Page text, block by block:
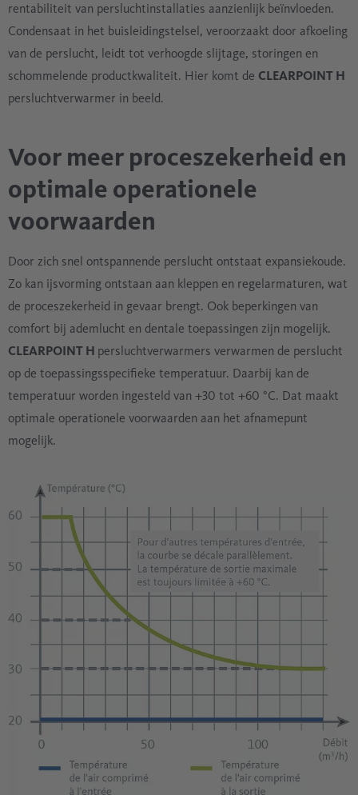
rentabiliteit van persluchtinstallaties aanzienlijk beïnvloeden.
Condensaat in het buisleidingstelsel, veroorzaakt door afkoeling
van de perslucht, leidt tot verhoogde slijtage, storingen en
schommelende productkwaliteit. Hier komt de CLEARPOINT H
persluchtverwarmer in beeld.
Voor meer proceszekerheid en
optimale operationele
voorwaarden
Door zich snel ontspannende perslucht ontstaat expansiekoude.
Zo kan ijsvorming ontstaan aan kleppen en regelarmaturen, wat
de proceszekerheid in gevaar brengt. Ook beperkingen van
comfort bij ademlucht en dentale toepassingen zijn mogelijk.
CLEARPOINT H persluchtverwarmers verwarmen de perslucht
op de toepassingsspecifieke temperatuur. Daarbij kan de
temperatuur worden ingesteld van +30 tot +60 °C. Dat maakt
optimale operationele voorwaarden aan het afnamepunt
mogelijk.